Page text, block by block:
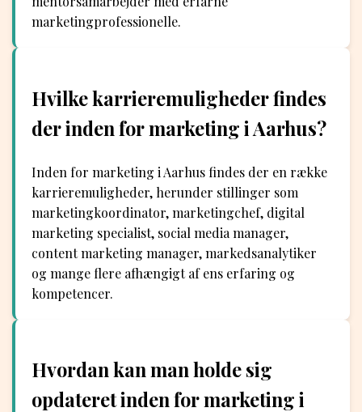
marketingprofessionelle.
Hvilke karrieremuligheder findes
der inden for marketing i Aarhus?
Inden for marketing i Aarhus findes der en række
karrieremuligheder, herunder stillinger som
marketingkoordinator, marketingchef, digital
marketing specialist, social media manager,
content marketing manager, markedsanalytiker
og mange flere afhængigt af ens erfaring og
kompetencer.
Hvordan kan man holde sig
opdateret inden for marketing i